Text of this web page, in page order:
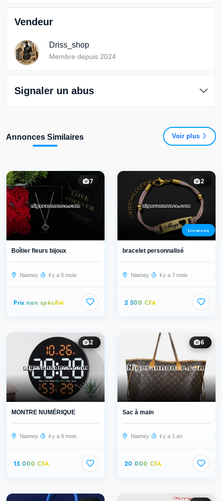
Vendeur
Driss_shop
Membre depuis 2024
Signaler un abus
Annonces Similaires Voir plus
7
Boîtier fleurs bijoux
Niamey il y a 5 mois
Prix non spécifié
2
Livraison
bracelet personnalisé
Niamey il y a 7 mois
2 500 CFA
2
MONTRE NUMÉRIQUE
Niamey il y a 9 mois
15 000 CFA
6
Sac à main
Niamey il y a 1 an
20 000 CFA